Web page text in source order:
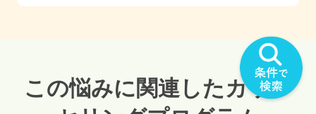
この悩みに関連したカウン